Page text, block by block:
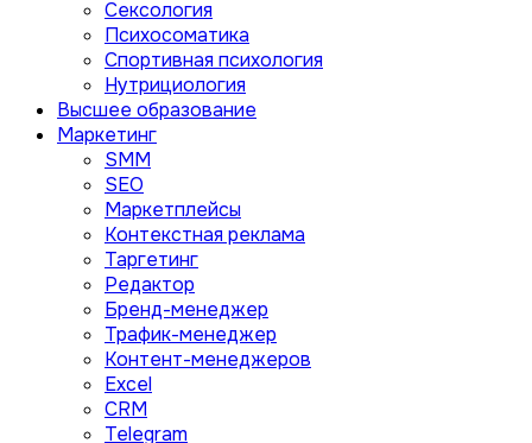
Сексология
Психосоматика
Спортивная психология
Нутрициология
Высшее образование
Маркетинг
SMM
SEO
Маркетплейсы
Контекстная реклама
Таргетинг
Редактор
Бренд-менеджер
Трафик-менеджер
Контент-менеджеров
Excel
CRM
Telegram